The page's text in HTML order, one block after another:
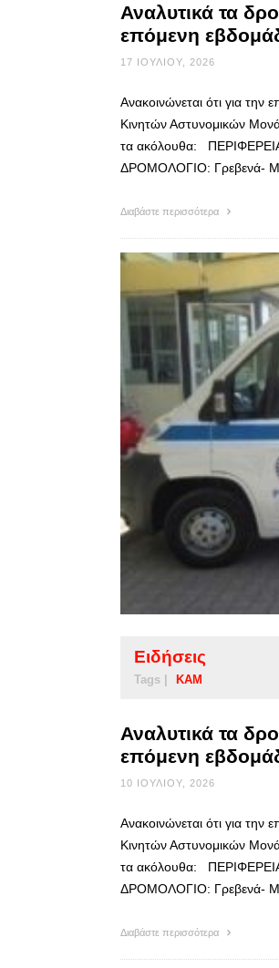
Αναλυτικά τα
επόμενη
17 ΙΟΥΛΊΟΥ, 2026
Ανακοινώνεται ότι για
Κινητών Αστυνομικών
τα ακόλουθα:
ΔΡΟΜΟΛΟΓΙΟ: Γρεβενά-
Διαβάστε περισσότερα
Ειδήσεις
Tags | ΚΑΜ
Αναλυτικά τα
επόμενη
10 ΙΟΥΛΊΟΥ, 2026
Ανακοινώνεται ότι για
Κινητών Αστυνομικών
τα ακόλουθα:
ΔΡΟΜΟΛΟΓΙΟ: Γρεβενά-
Διαβάστε περισσότερα